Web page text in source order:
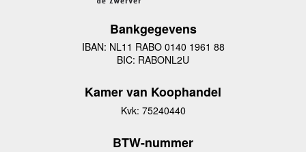
Bankgegevens
IBAN: NL11 RABO 0140 1961 88
BIC: RABONL2U
Kamer van Koophandel
Kvk: 75240440
BTW-nummer